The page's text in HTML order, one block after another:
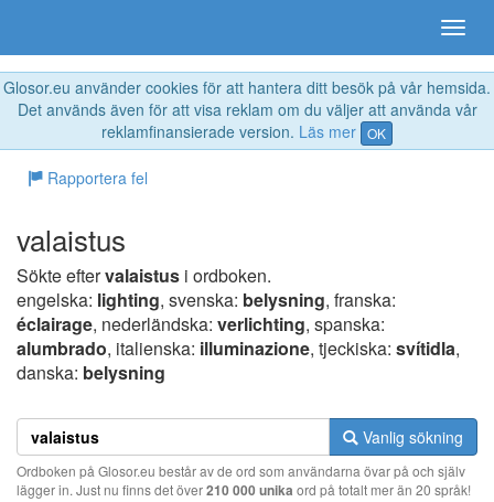
Glosor.eu använder cookies för att hantera ditt besök på vår hemsida.
Det används även för att visa reklam om du väljer att använda vår
reklamfinansierade version. Läs mer OK
Rapportera fel
valaistus
Sökte eftervalaistus i ordboken.
engelska: lighting, svenska: belysning, franska:
éclairage, nederländska: verlichting, spanska:
alumbrado, italienska: illuminazione, tjeckiska: svítidla,
danska: belysning
Vanlig sökning
Ordboken på Glosor.eu består av de ord som användarna övar på och själv
lägger in. Just nu finns det över210 000 unika ord på totalt mer än 20 språk!